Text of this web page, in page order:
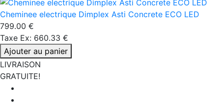
Cheminee electrique Dimplex Asti Concrete ECO LED
799.00 €
Taxe Ex: 660.33 €
Ajouter au panier
LIVRAISON
GRATUITE!